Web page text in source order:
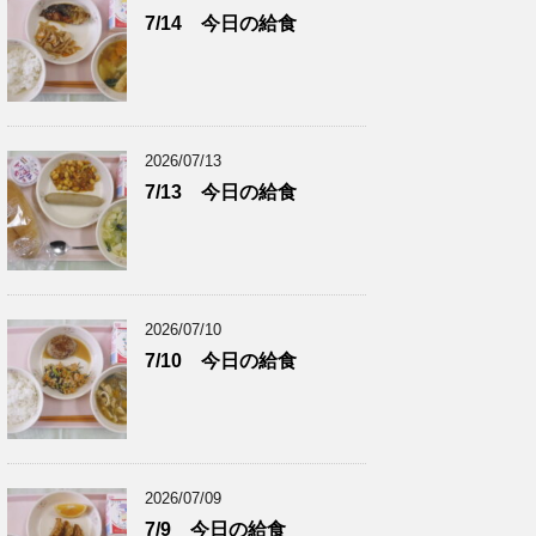
7/14 今日の給食
2026/07/13
7/13 今日の給食
2026/07/10
7/10 今日の給食
2026/07/09
7/9 今日の給食